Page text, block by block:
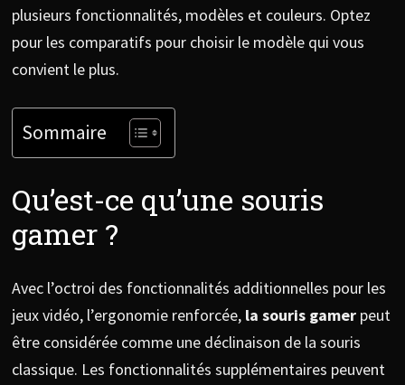
plusieurs fonctionnalités, modèles et couleurs. Optez
pour les comparatifs pour choisir le modèle qui vous
convient le plus.
Sommaire
Qu’est-ce qu’une souris
gamer ?
Avec l’octroi des fonctionnalités additionnelles pour les
jeux vidéo, l’ergonomie renforcée, la souris gamerpeut
être considérée comme une déclinaison de la souris
classique. Les fonctionnalités supplémentaires peuvent